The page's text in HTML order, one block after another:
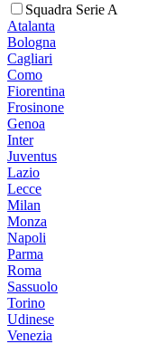
Squadra Serie A
Atalanta
Bologna
Cagliari
Como
Fiorentina
Frosinone
Genoa
Inter
Juventus
Lazio
Lecce
Milan
Monza
Napoli
Parma
Roma
Sassuolo
Torino
Udinese
Venezia